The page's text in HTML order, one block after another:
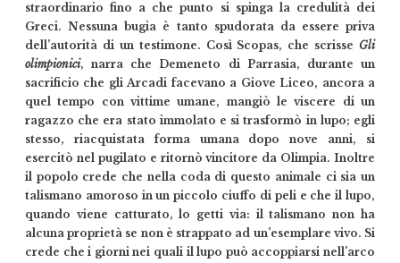
straordinario fino a che punto si spinga la credulità dei
Greci. Nessuna bugia è tanto spudorata da essere priva
dell’autorità di un testimone. Così Scopas, che scrisse Gli
olimpionici, narra che Demeneto di Parrasia, durante un
sacrificio che gli Arcadi facevano a Giove Liceo, ancora a
quel tempo con vittime umane, mangiò le viscere di un
ragazzo che era stato immolato e si trasformò in lupo; egli
stesso, riacquistata forma umana dopo nove anni, si
esercitò nel pugilato e ritornò vincitore da Olimpia. Inoltre
il popolo crede che nella coda di questo animale ci sia un
talismano amoroso in un piccolo ciuffo di peli e che il lupo,
quando viene catturato, lo getti via: il talismano non ha
alcuna proprietà se non è strappato ad un’esemplare vivo. Si
crede che i giorni nei quali il lupo può accoppiarsi nell’arco